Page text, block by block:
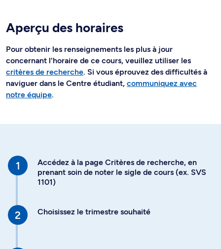
Aperçu des horaires
Pour obtenir les renseignements les plus à jour
concernant l'horaire de ce cours, veuillez utiliser les
critères de recherche. Si vous éprouvez des difficultés à
naviguer dans le Centre étudiant, communiquez avec
notre équipe.
Accédez à la page Critères de recherche, en
prenant soin de noter le sigle de cours (ex. SVS
1101)
Choisissez le trimestre souhaité